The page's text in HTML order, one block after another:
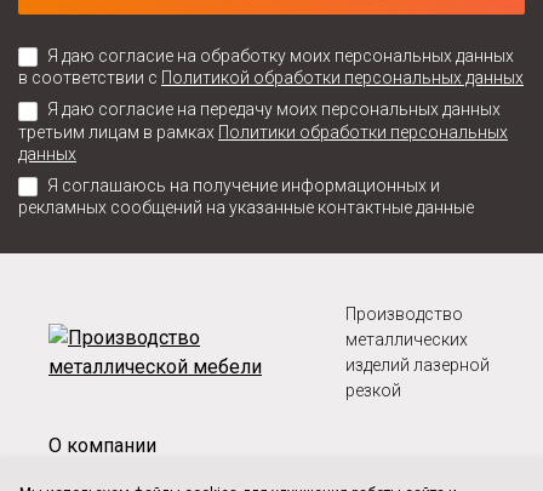
Я даю согласие на обработку моих персональных данных
в соответствии с Политикой обработки персональных данных
Я даю согласие на передачу моих персональных данных
третьим лицам в рамках Политики обработки персональных
данных
Я соглашаюсь на получение информационных и
рекламных сообщений на указанные контактные данные
Производство
металлических
изделий лазерной
резкой
О компании